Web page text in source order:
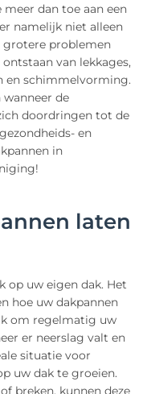
dan toe aan een
namelijk niet alleen
grotere problemen
van lekkages,
en schimmelvorming.
de
doordringen tot de
en
in
laten
op uw eigen dak. Het
hoe uw dakpannen
om regelmatig uw
er neerslag valt en
situatie voor
uw dak te groeien.
breken, kunnen deze